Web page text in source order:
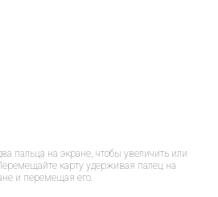
пальца на экране, чтобы увеличить или
карту удерживая палец на
и перемещая его.